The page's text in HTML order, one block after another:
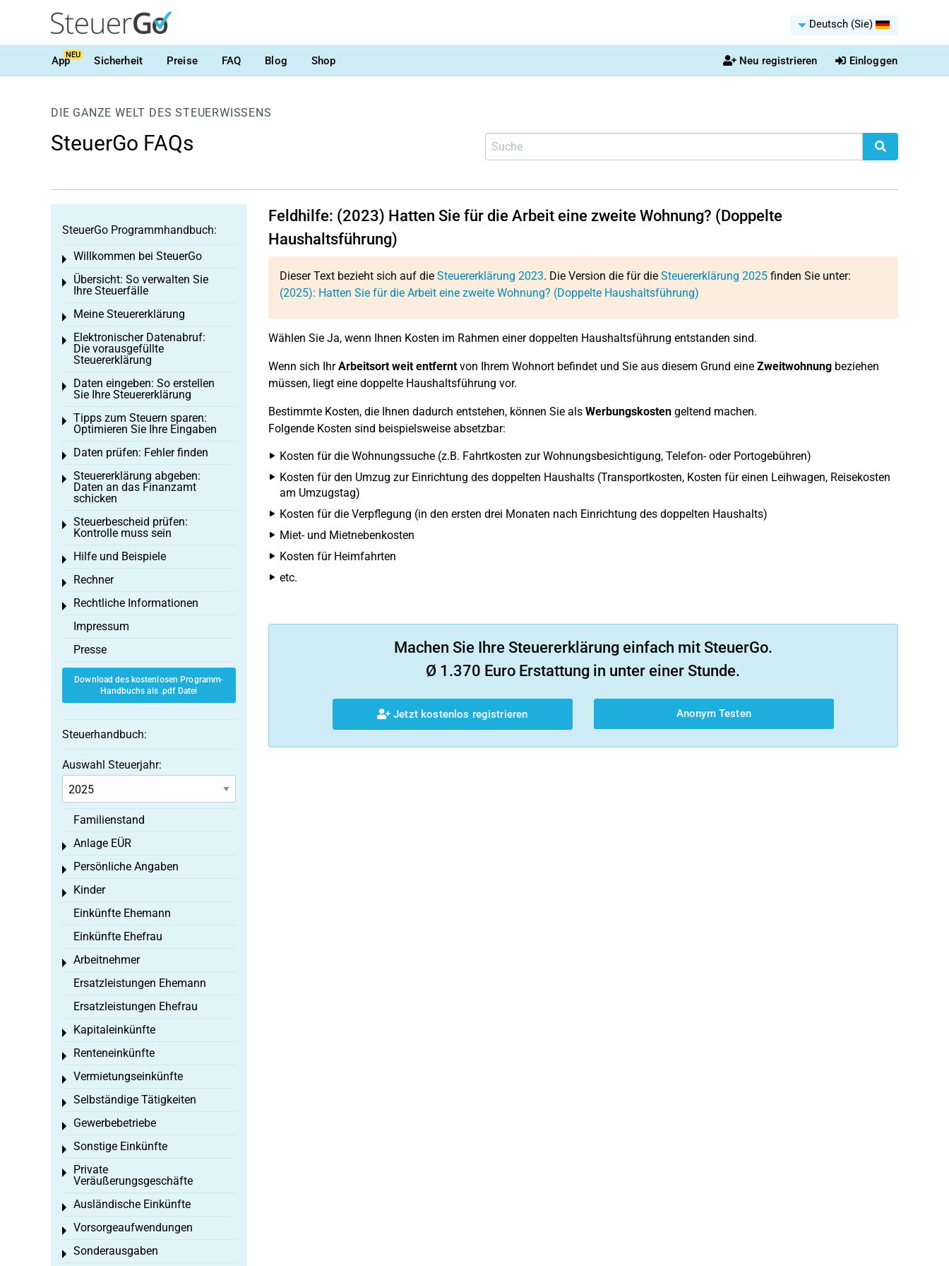
Deutsch (Sie)
AppNEU Sicherheit Preise FAQ Blog Shop Neu registrieren Einloggen
DIE GANZE WELT DES STEUERWISSENS
SteuerGo FAQs
Feldhilfe: (2023) Hatten Sie für die Arbeit eine zweite Wohnung? (Doppelte
Haushaltsführung)
Dieser Text bezieht sich auf die Steuererklärung 2023. Die Version die für die Steuererklärung 2025finden Sie unter:
(2025): Hatten Sie für die Arbeit eine zweite Wohnung? (Doppelte Haushaltsführung)
Wählen Sie Ja, wenn Ihnen Kosten im Rahmen einer doppelten Haushaltsführung entstanden sind.
Wenn sich IhrArbeitsort weit entferntvon Ihrem Wohnort befindet und Sie aus diesem Grund eine Zweitwohnungbeziehen
müssen, liegt eine doppelte Haushaltsführung vor.
Bestimmte Kosten, die Ihnen dadurch entstehen, können Sie als Werbungskostengeltend machen.
Folgende Kosten sind beispielsweise absetzbar:
Kosten für die Wohnungssuche (z.B. Fahrtkosten zur Wohnungsbesichtigung, Telefon- oder Portogebühren)
Kosten für den Umzug zur Einrichtung des doppelten Haushalts (Transportkosten, Kosten für einen Leihwagen, Reisekosten
am Umzugstag)
Kosten für die Verpflegung (in den ersten drei Monaten nach Einrichtung des doppelten Haushalts)
Miet- und Mietnebenkosten
Kosten für Heimfahrten
etc.
Machen Sie Ihre Steuererklärung einfach mit SteuerGo.
Ø 1.370 Euro Erstattung in unter einer Stunde.
Jetzt kostenlos registrieren Anonym Testen
SteuerGo Programmhandbuch:
Willkommen bei SteuerGo
Toggle menu
Übersicht: So verwalten Sie
Ihre Steuerfälle
Toggle menu
Meine Steuererklärung
Toggle menu
Elektronischer Datenabruf:
Die vorausgefüllte
Steuererklärung
Toggle menu
Daten eingeben: So erstellen
Sie Ihre Steuererklärung
Toggle menu
Tipps zum Steuern sparen:
Optimieren Sie Ihre Eingaben
Toggle menu
Daten prüfen: Fehler finden
Toggle menu
Steuererklärung abgeben:
Daten an das Finanzamt
schicken
Toggle menu
Steuerbescheid prüfen:
Kontrolle muss sein
Toggle menu
Hilfe und Beispiele
Toggle menu
Rechner
Toggle menu
Rechtliche Informationen
Toggle menu
Impressum
Presse
Download des kostenlosen Programm-
Handbuchs als .pdf Datei
Steuerhandbuch:
Auswahl Steuerjahr:
Familienstand
Anlage EÜR
Toggle menu
Persönliche Angaben
Toggle menu
Kinder
Toggle menu
Einkünfte Ehemann
Einkünfte Ehefrau
Arbeitnehmer
Toggle menu
Ersatzleistungen Ehemann
Ersatzleistungen Ehefrau
Kapitaleinkünfte
Toggle menu
Renteneinkünfte
Toggle menu
Vermietungseinkünfte
Toggle menu
Selbständige Tätigkeiten
Toggle menu
Gewerbebetriebe
Toggle menu
Sonstige Einkünfte
Toggle menu
Private
Veräußerungsgeschäfte
Toggle menu
Ausländische Einkünfte
Toggle menu
Vorsorgeaufwendungen
Toggle menu
Sonderausgaben
Toggle menu